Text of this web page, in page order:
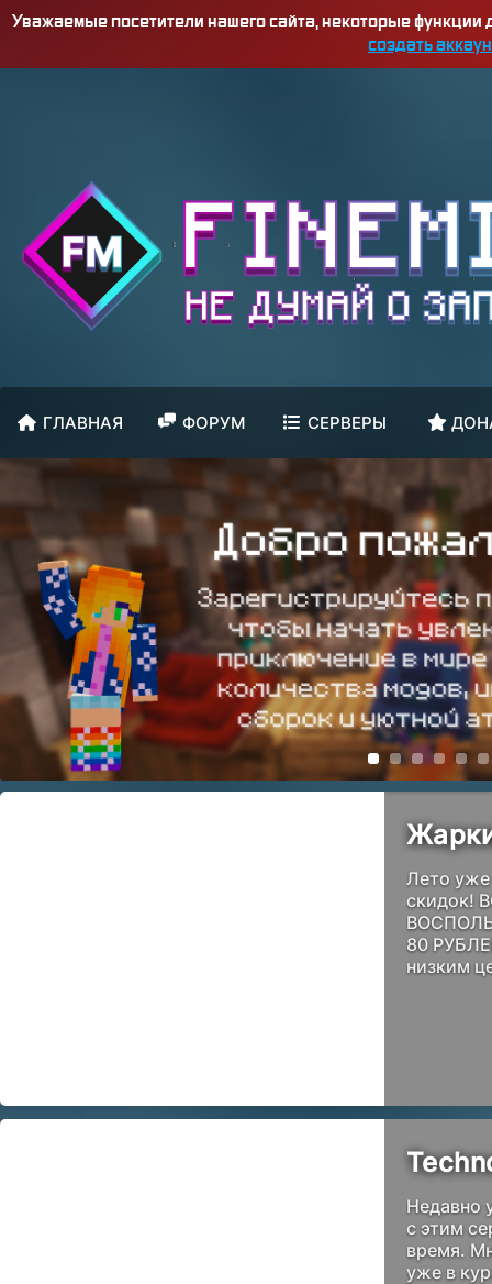
Уважаемые посетители нашего сайта, некоторые
создать
ГЛАВНАЯ ФОРУМ СЕРВЕРЫ
Лето уже
скидок!
80
низким
Недавно
с этим
время.
уже в